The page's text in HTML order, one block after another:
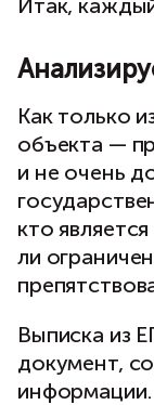
Итак,
Как только
объекта —
и не очень
кто
ли
Выписка из
документ,